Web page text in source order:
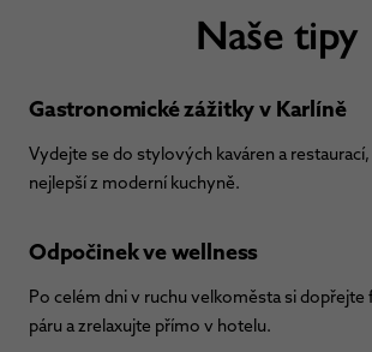
Naše tipy
Gastronomické zážitky v Karlíně
Vydejte se do stylových kaváren a
nejlepší z moderní kuchyně.
Odpočinek ve wellness
Po celém dni v ruchu velkoměsta si dopřejte
páru a zrelaxujte přímo v hotelu.